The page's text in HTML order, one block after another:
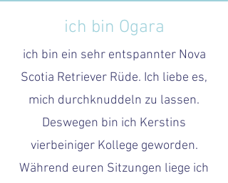
ich bin Ogara
ich bin ein sehr entspannter Nova
Scotia Retriever Rüde. Ich liebe es,
mich durchknuddeln zu lassen.
Deswegen bin ich Kerstins
vierbeiniger Kollege geworden.
Während euren Sitzungen liege ich